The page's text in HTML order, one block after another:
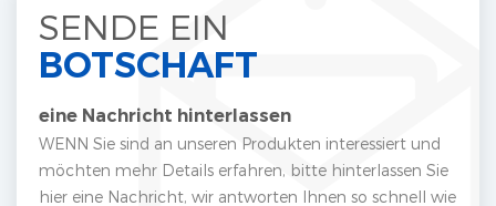
SENDE EIN
BOTSCHAFT
eine Nachricht hinterlassen
WENN Sie sind an unseren Produkten interessiert und
möchten mehr Details erfahren, bitte hinterlassen Sie
hier eine Nachricht, wir antworten Ihnen so schnell wie